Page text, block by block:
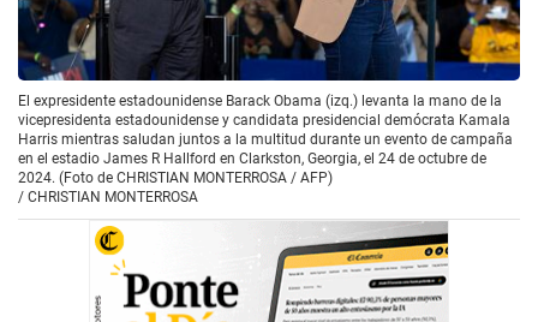
El expresidente estadounidense Barack Obama (izq.) levanta la mano de la
vicepresidenta estadounidense y candidata presidencial demócrata Kamala
Harris mientras saludan juntos a la multitud durante un evento de campaña
en el estadio James R Hallford en Clarkston, Georgia, el 24 de octubre de
2024. (Foto de CHRISTIAN MONTERROSA / AFP)
/ CHRISTIAN MONTERROSA